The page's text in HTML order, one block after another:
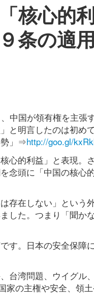
核心的
の適
中国が領有権を主張
と明言したのは初め
勢」⇒http://goo.gl/
心的利益」と表現。
念頭に「中国の核心
存在しない」という
した。つまり「聞か
す。日本の安全保障
台湾問題、ウイグル
の主権や安全、領